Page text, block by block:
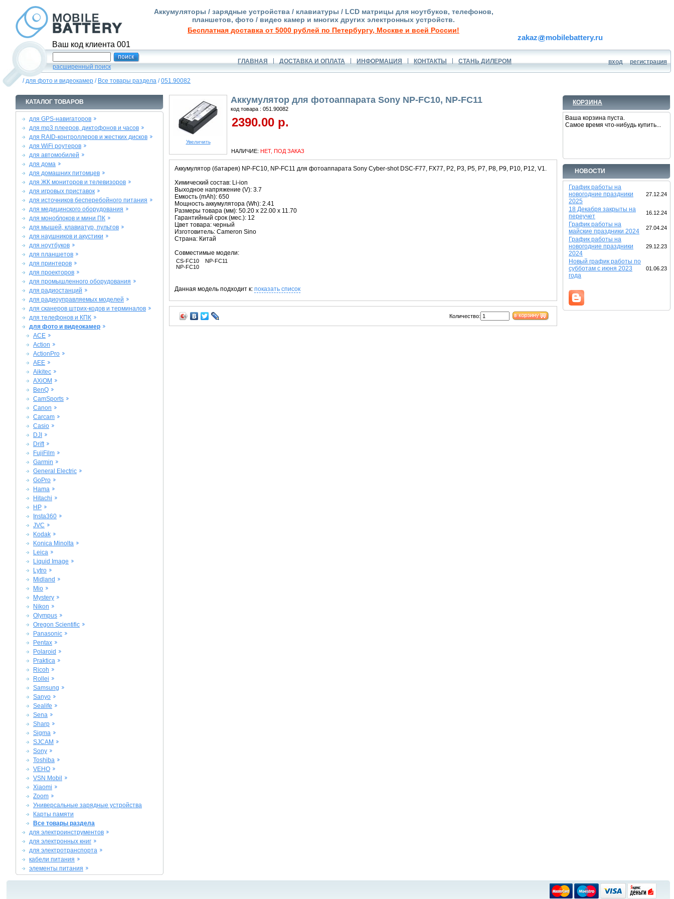
Ваш код клиента 001
Аккумуляторы / зарядные устройства / клавиатуры / LCD матрицы для ноутбуков, телефонов,
планшетов, фото / видео камер и многих других электронных устройств.
Бесплатная доставка от 5000 рублей по Петербургу, Москве и всей России!
zakaz mobilebattery.ru
расширенный поиск
ГЛАВНАЯ ДОСТАВКА И ОПЛАТА ИНФОРМАЦИЯ КОНТАКТЫ СТАНЬ ДИЛЕРОМ вход регистрация
/для фото и видеокамер / Все товары раздела /051.90082
КОРЗИНА
Ваша корзина пуста.
Самое время что-нибудь купить...
НОВОСТИ
График работы на
новогодние праздники
2025
27.12.24
18 Декабря закрыты на
переучет
16.12.24
График работы на
майские праздники 2024
27.04.24
График работы на
новогодние праздники
2024
29.12.23
Новый график работы по
субботам с июня 2023
года
01.06.23
КАТАЛОГ ТОВАРОВ
для GPS-навигаторов
для mp3 плееров, диктофонов и часов
для RAID-контроллеров и жестких дисков
для WiFi роутеров
для автомобилей
для дома
для домашних питомцев
для ЖК мониторов и телевизоров
для игровых приставок
для источников бесперебойного питания
для медицинского оборудования
для моноблоков и мини ПК
для мышей, клавиатур, пультов
для наушников и акустики
для ноутбуков
для планшетов
для принтеров
для проекторов
для промышленного оборудования
для радиостанций
для радиоуправляемых моделей
для сканеров штрих-кодов и терминалов
для телефонов и КПК
для фото и видеокамер
ACE
Action
ActionPro
AEE
Aikitec
AXiOM
BenQ
CamSports
Canon
Carcam
Casio
DJI
Drift
FujiFilm
Garmin
General Electric
GoPro
Hama
Hitachi
HP
Insta360
JVC
Kodak
Konica Minolta
Leica
Liquid Image
Lytro
Midland
Mio
Mystery
Nikon
Olympus
Oregon Scientific
Panasonic
Pentax
Polaroid
Praktica
Ricoh
Rollei
Samsung
Sanyo
Sealife
Sena
Sharp
Sigma
SJCAM
Sony
Toshiba
VEHO
VSN Mobil
Xiaomi
Zoom
Универсальные зарядные устройства
Карты памяти
Все товары раздела
для электроинструментов
для электронных книг
для электротранспорта
кабели питания
элементы питания
Увеличить
Аккумулятор для фотоаппарата Sony NP-FC10, NP-FC11
код товара : 051.90082
2390.00 р.
НАЛИЧИЕ: НЕТ, ПОД ЗАКАЗ
Аккумулятор (батарея) NP-FC10, NP-FC11 для фотоаппарата Sony Cyber-shot DSC-F77, FX77, P2, P3, P5, P7, P8, P9, P10, P12, V1.
Химический состав: Li-ion
Выходное напряжение (V): 3.7
Емкость (mAh): 650
Мощность аккумулятора (Wh): 2.41
Размеры товара (мм): 50.20 x 22.00 x 11.70
Гарантийный срок (мес.): 12
Цвет товара: черный
Изготовитель: Cameron Sino
Страна: Китай
Совместимые модели:
CS-FC10
NP-FC10
NP-FC11
Данная модель подходит к: показать список
Количество: